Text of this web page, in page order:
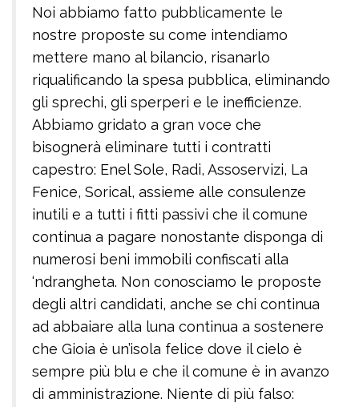
Noi abbiamo fatto pubblicamente le
nostre proposte su come intendiamo
mettere mano al bilancio, risanarlo
riqualificando la spesa pubblica, eliminando
gli sprechi, gli sperperi e le inefficienze.
Abbiamo gridato a gran voce che
bisognerà eliminare tutti i contratti
capestro: Enel Sole, Radi, Assoservizi, La
Fenice, Sorical, assieme alle consulenze
inutili e a tutti i fitti passivi che il comune
continua a pagare nonostante disponga di
numerosi beni immobili confiscati alla
‘ndrangheta. Non conosciamo le proposte
degli altri candidati, anche se chi continua
ad abbaiare alla luna continua a sostenere
che Gioia è un’isola felice dove il cielo è
sempre più blu e che il comune è in avanzo
di amministrazione. Niente di più falso: